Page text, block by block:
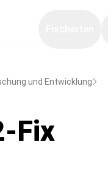
und Entwicklung
Fix